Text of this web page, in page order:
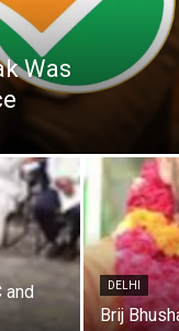
Was
DELHI
Brij